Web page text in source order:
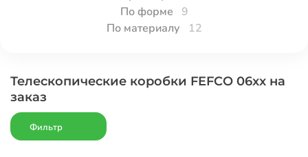
По форме
9
По материалу
12
Телескопические коробки FEFCO 06xx на
заказ
Фильтр